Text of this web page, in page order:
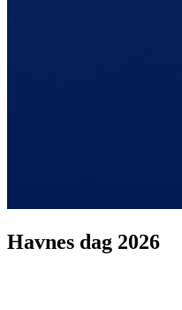
Havnes dag 2026